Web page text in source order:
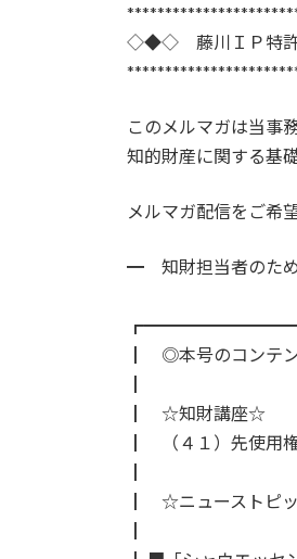
◇◆◇ 藤川ＩＰ特
このメルマガは当事
知的財産に関する基
メルマガ配信をご希
━ 知財担当者
２０
┃ ◎本号のコンテ
┃ ☆知財講座☆
┃ （４１）先使用
┃ ☆ニューストピ